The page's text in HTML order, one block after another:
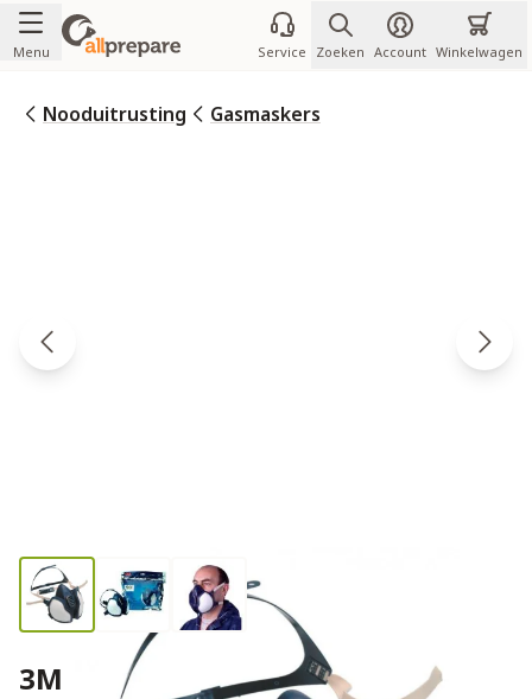
Ga naar de inhoud
Menu Service Zoeken Account Winkelwagen
Nooduitrusting Gasmaskers
3M 4255 gasmasker